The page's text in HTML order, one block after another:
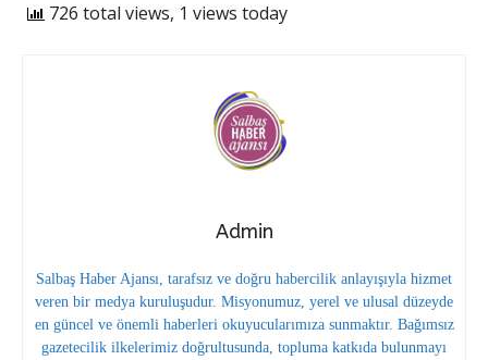
726 total views, 1 views today
Admin
Salbaş Haber Ajansı, tarafsız ve doğru habercilik anlayışıyla hizmet
veren bir medya kuruluşudur. Misyonumuz, yerel ve ulusal düzeyde
en güncel ve önemli haberleri okuyucularımıza sunmaktır. Bağımsız
gazetecilik ilkelerimiz doğrultusunda, topluma katkıda bulunmayı